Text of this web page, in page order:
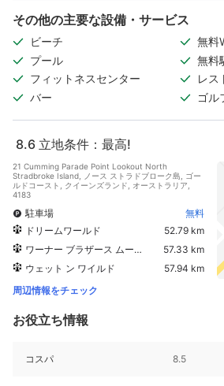
その他の主要な設備・サービス
ビーチ
無料
プール
無料
フィットネスセンター
レス
バー
ゴル
8.6 立地条件：最高!
21 Cumming Parade Point Lookout North
Stradbroke Island, ノース ストラドブローク島, ゴー
ルドコースト, クイーンズランド, オーストラリア,
4183
駐車場
無料
ドリームワールド
52.79 km
ワーナー ブラザース ムービー ワールド
57.33 km
ウェット ン ワイルド
57.94 km
周辺情報をチェック
お役立ち情報
コスパ 8.5